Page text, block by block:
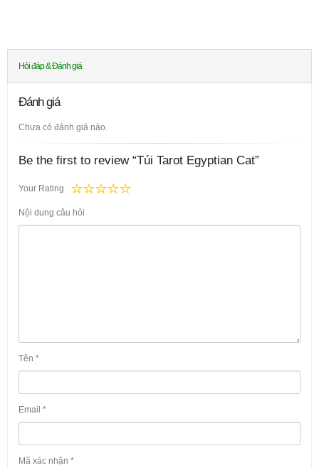
Hỏi đáp & Đánh giá
Đánh giá
Chưa có đánh giá nào.
Be the first to review “Túi Tarot Egyptian Cat”
Your Rating
Nội dung câu hỏi
Tên *
Email *
Mã xác nhận *